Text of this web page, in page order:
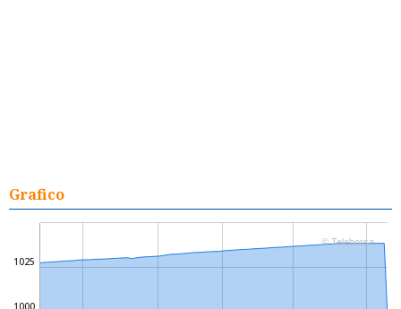
Grafico
1000
1025
© Teleborsa